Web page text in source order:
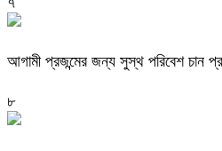
আগামী প্রজন্মের জন্য সুস্থ পরিবেশ চান
৮